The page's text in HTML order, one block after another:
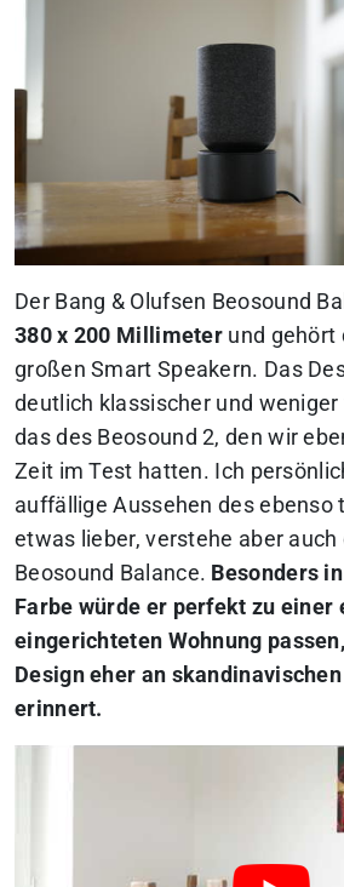
Der Bang & Olufsen Beosound
380 x 200 Millimeter und gehört
großen Smart Speakern. Das
deutlich klassischer und
das des Beosound 2, den wir
Zeit im Test hatten. Ich
auffällige Aussehen des ebenso
etwas lieber, verstehe aber auch
Beosound Balance. Besonders
Farbe würde er perfekt zu einer
eingerichteten Wohnung
Design eher an
erinnert.